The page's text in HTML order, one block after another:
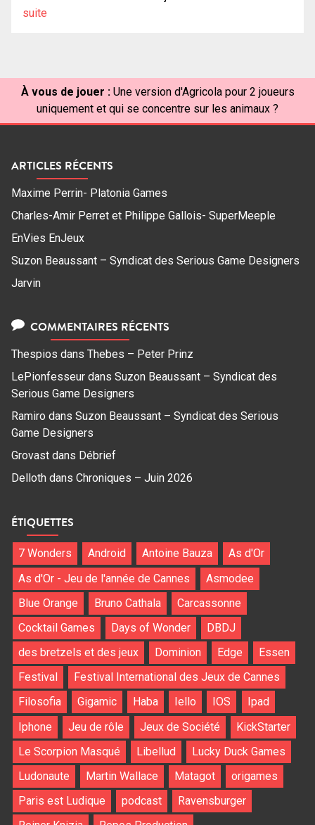
suite
À vous de jouer : Une version d'Agricola pour 2 joueurs
uniquement et qui se concentre sur les animaux ?
ARTICLES RÉCENTS
Maxime Perrin- Platonia Games
Charles-Amir Perret et Philippe Gallois- SuperMeeple
EnVies EnJeux
Suzon Beaussant – Syndicat des Serious Game Designers
Jarvin
COMMENTAIRES RÉCENTS
Thespios dans Thebes – Peter Prinz
LePionfesseur dans Suzon Beaussant – Syndicat des
Serious Game Designers
Ramiro dans Suzon Beaussant – Syndicat des Serious
Game Designers
Grovast dans Débrief
Delloth dans Chroniques – Juin 2026
ÉTIQUETTES
7 Wonders Android Antoine Bauza
As d'Or
As d'Or - Jeu de l'année de Cannes
Asmodee
Blue Orange
Bruno Cathala
Carcassonne
Cocktail Games
Days of Wonder
DBDJ
des bretzels et des jeux
Dominion Edge
Essen
Festival
Festival International des Jeux de Cannes
Filosofia
Gigamic Haba Iello IOS
Ipad
Iphone
Jeu de rôle Jeux de Société
KickStarter
Le Scorpion Masqué
Libellud
Lucky Duck Games
Ludonaute
Martin Wallace Matagot
origames
Paris est Ludique
podcast
Ravensburger